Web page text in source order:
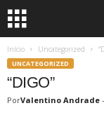
Início Uncategorized
UNCATEGORIZED
“DIGO”
PorValentino Andrade -